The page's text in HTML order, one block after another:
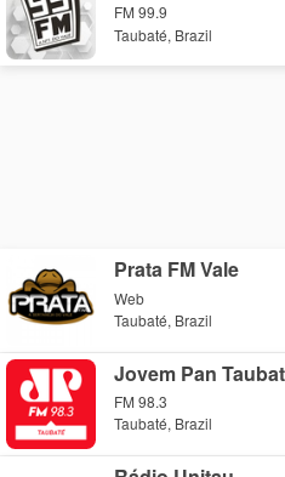
FM 99.9
Taubaté, Brazil
Prata FM Vale
Web
Taubaté, Brazil
Jovem Pan
FM 98.3
Taubaté, Brazil